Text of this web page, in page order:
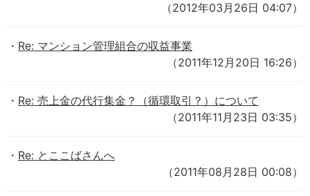
（2012年03月26日 04:07）
Re: マンション管理組合の収益事業
（2011年12月20日 16:26）
Re: 売上金の代行集金？（循環取引？）について
（2011年11月23日 03:35）
Re: とここばさんへ
（2011年08月28日 00:08）